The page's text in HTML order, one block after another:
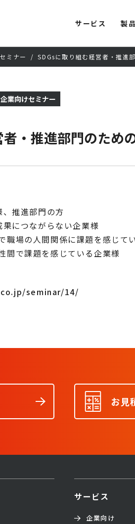
サービス 製品
ミナー SDGsに取り組む経営者・推進
企業向けセミナー
・推進部門のため
、推進部門の方
果につながらない企業様
職場の人間関係に課題を感じて
間で課題を感じている企業様
seminar/14/
お見
サービス
企業向け